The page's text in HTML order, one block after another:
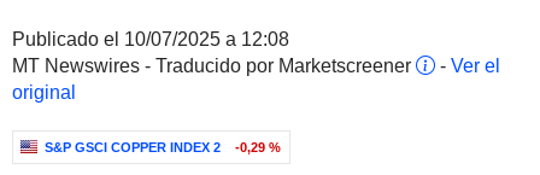
Publicado el 10/07/2025 a 12:08
MT Newswires - Traducido por Marketscreener
- Ver el
original
S&P GSCI COPPER INDEX 2 -0,29 %